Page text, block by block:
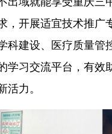
，开展适宜技术推
科建设、医疗质量管
学习交流平台，有
活力。